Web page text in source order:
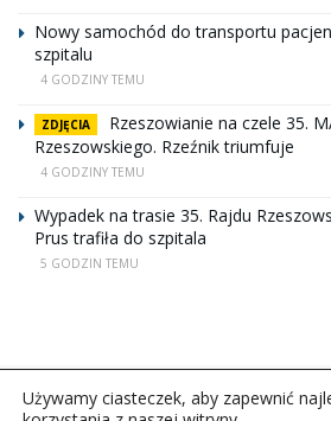
Nowy samochód do transportu
szpitalu
4 GODZINY TEMU
ZDJĘCIA
Rzeszowianie na czele 35.
Rzeszowskiego. Rzeźnik triumfuje
4 GODZINY TEMU
Wypadek na trasie 35. Rajdu
Prus trafiła do szpitala
5 GODZIN TEMU
Używamy ciasteczek, aby zapewnić